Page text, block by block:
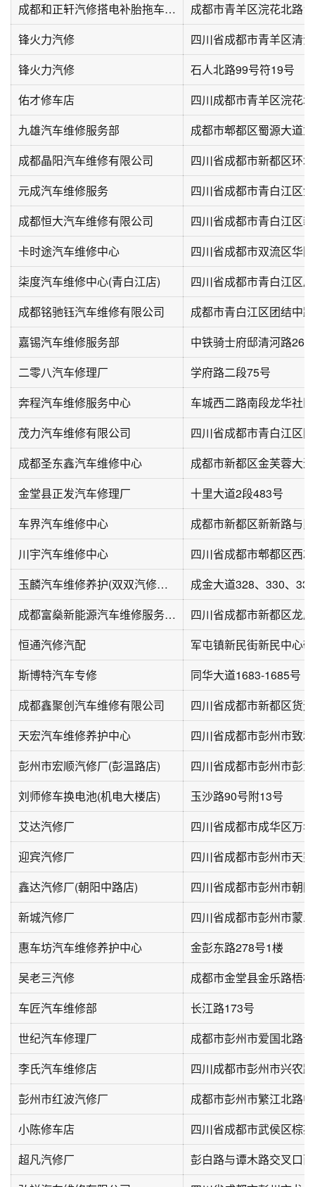
成都和正轩汽修搭电补胎拖车道路救援
成都市青羊区浣花北路
锋火力汽修
四川省成都市青羊区清
锋火力汽修
石人北路99号符19号
佑才修车店
四川成都市青羊区浣花
九雄汽车维修服务部
成都晶阳汽车维修有限公司
四川省成都市新都区环
元成汽车维修服务
四川省成都市青白江区
成都恒大汽车维修有限公司
四川省成都市青白江区
卡时途汽车维修中心
柒度汽车维修中心(青白江店)
四川省成都市青白江区
成都铭驰钰汽车维修有限公司
嘉锡汽车维修服务部
中铁骑士府邸清河路263
二零八汽车修理厂
学府路二段75号
奔程汽车维修服务中心
车城西二路南段龙华社
茂力汽车维修有限公司
四川省成都市青白江区
成都圣东鑫汽车维修中心
成都市新都区金芙蓉大
金堂县正发汽车修理厂
十里大道2段483号
车界汽车维修中心
川宇汽车维修中心
玉麟汽车维修养护(双双汽修金堂店)
成都富燊新能源汽车维修服务有限公司
恒通汽修汽配
军屯镇新民街新民中心
斯博特汽车专修
同华大道1683-1685号
成都鑫聚创汽车维修有限公司
四川省成都市新都区货
天宏汽车维修养护中心
彭州市宏顺汽修厂(彭温路店)
四川省成都市彭州市彭
刘师修车换电池(机电大楼店)
玉沙路90号附13号
艾达汽修厂
四川省成都市成华区万
迎宾汽修厂
四川省成都市彭州市天
鑫达汽修厂(朝阳中路店)
四川省成都市彭州市朝
新城汽修厂
四川省成都市彭州市蒙
惠车坊汽车维修养护中心
金彭东路278号1楼
吴老三汽修
成都市金堂县金乐路梧
车匠汽车维修部
长江路173号
世纪汽车修理厂
李氏汽车维修店
四川成都市彭州市兴农
彭州市红波汽修厂
小陈修车店
四川省成都市武侯区棕
超凡汽修厂
彭白路与谭木路交叉口